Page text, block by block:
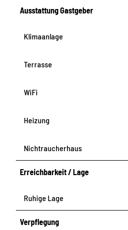
Ausstattung Gastgeber
Klimaanlage
Terrasse
WiFi
Heizung
Nichtraucherhaus
Erreichbarkeit / Lage
Ruhige Lage
Verpflegung